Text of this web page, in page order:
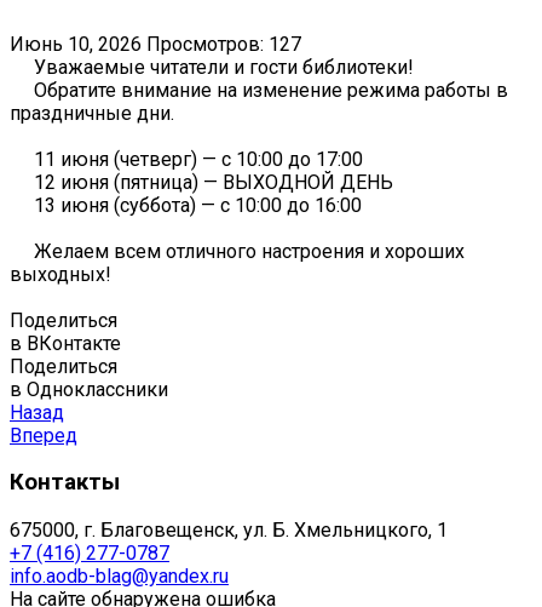
Июнь 10, 2026 Просмотров: 127
Уважаемые читатели и гости библиотеки!
Обратите внимание на изменение режима работы в
праздничные дни.
11 июня (четверг) — с 10:00 до 17:00
12 июня (пятница) — ВЫХОДНОЙ ДЕНЬ
13 июня (суббота) — с 10:00 до 16:00
Желаем всем отличного настроения и хороших
выходных!
Поделиться
в ВКонтакте
Поделиться
в Одноклассники
Назад
Вперед
Контакты
675000, г. Благовещенск, ул. Б. Хмельницкого, 1
+7 (416) 277-0787
info.aodb-blag@yandex.ru
На сайте обнаружена ошибка